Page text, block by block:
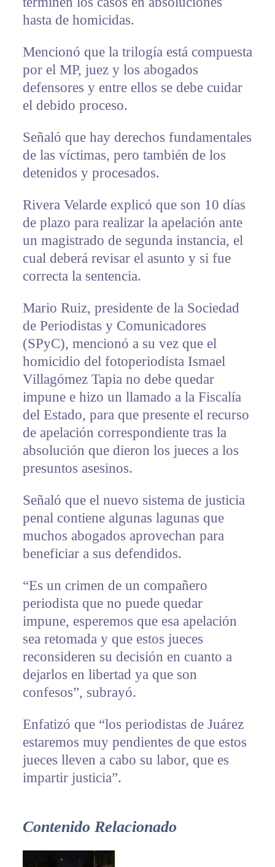
hasta de homicidas.
Mencionó que la trilogía está compuesta
por el MP, juez y los abogados
defensores y entre ellos se debe cuidar
el debido proceso.
Señaló que hay derechos fundamentales
de las víctimas, pero también de los
detenidos y procesados.
Rivera Velarde explicó que son 10 días
de plazo para realizar la apelación ante
un magistrado de segunda instancia, el
cual deberá revisar el asunto y si fue
correcta la sentencia.
Mario Ruiz, presidente de la Sociedad
de Periodistas y Comunicadores
(SPyC), mencionó a su vez que el
homicidio del fotoperiodista Ismael
Villagómez Tapia no debe quedar
impune e hizo un llamado a la Fiscalía
del Estado, para que presente el recurso
de apelación correspondiente tras la
absolución que dieron los jueces a los
presuntos asesinos.
Señaló que el nuevo sistema de justicia
penal contiene algunas lagunas que
muchos abogados aprovechan para
beneficiar a sus defendidos.
“Es un crimen de un compañero
periodista que no puede quedar
impune, esperemos que esa apelación
sea retomada y que estos jueces
reconsideren su decisión en cuanto a
dejarlos en libertad ya que son
confesos”, subrayó.
Enfatizó que “los periodistas de Juárez
estaremos muy pendientes de que estos
jueces lleven a cabo su labor, que es
impartir justicia”.
Contenido Relacionado